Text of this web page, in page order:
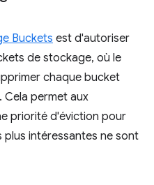
Buckets est d'autoriser
de stockage, où le
chaque bucket
Cela permet aux
priorité d'éviction pour
plus intéressantes ne sont